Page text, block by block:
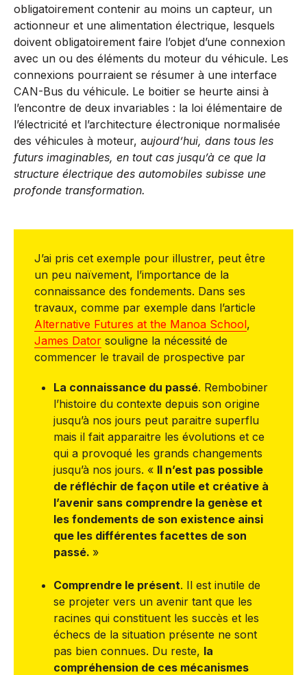
obligatoirement contenir au moins un capteur, un
actionneur et une alimentation électrique, lesquels
doivent obligatoirement faire l’objet d’une connexion
avec un ou des éléments du moteur du véhicule. Les
connexions pourraient se résumer à une interface
CAN-Bus du véhicule. Le boitier se heurte ainsi à
l’encontre de deux invariables : la loi élémentaire de
l’électricité et l’architecture électronique normalisée
des véhicules à moteur, aujourd’hui, dans tous les
futurs imaginables, en tout cas jusqu’à ce que la
structure électrique des automobiles subisse une
profonde transformation.
J’ai pris cet exemple pour illustrer, peut être
un peu naïvement, l’importance de la
connaissance des fondements. Dans ses
travaux, comme par exemple dans l’article
Alternative Futures at the Manoa School,
James Dator souligne la nécessité de
commencer le travail de prospective par
La connaissance du passé. Rembobiner
l’histoire du contexte depuis son origine
jusqu’à nos jours peut paraitre superflu
mais il fait apparaitre les évolutions et ce
qui a provoqué les grands changements
jusqu’à nos jours. « Il n’est pas possible
de réfléchir de façon utile et créative à
l’avenir sans comprendre la genèse et
les fondements de son existence ainsi
que les différentes facettes de son
passé. »
Comprendre le présent. Il est inutile de
se projeter vers un avenir tant que les
racines qui constituent les succès et les
échecs de la situation présente ne sont
pas bien connues. Du reste, la
compréhension de ces mécanismes